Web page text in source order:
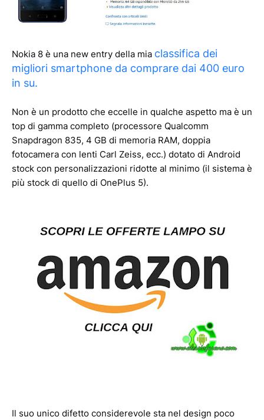
Nokia 8 è una new entry della mia classifica dei
migliori smartphone da comprare dai 400 euro
in su.
Non è un prodotto che eccelle in qualche aspetto ma è un
top di gamma completo (processore Qualcomm
Snapdragon 835, 4 GB di memoria RAM, doppia
fotocamera con lenti Carl Zeiss, ecc.) dotato di Android
stock con personalizzazioni ridotte al minimo (il sistema è
più stock di quello di OnePlus 5).
Il suo unico difetto considerevole sta nel design poco